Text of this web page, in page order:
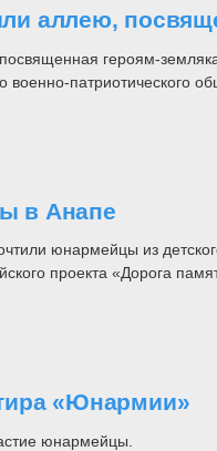
аллею,
героям-
военно-
в Анапе
юнармейцы из
проекта «Дорога
«Юнармии»
юнармейцы.